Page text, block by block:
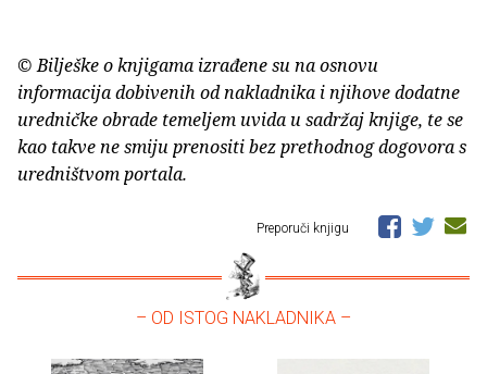
© Bilješke o knjigama izrađene su na osnovu
informacija dobivenih od nakladnika i njihove dodatne
uredničke obrade temeljem uvida u sadržaj knjige, te se
kao takve ne smiju prenositi bez prethodnog dogovora s
uredništvom portala.
Preporuči knjigu
– OD ISTOG NAKLADNIKA –